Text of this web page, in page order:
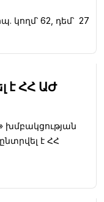
կողմ՝ 62, դեմ՝ 27
է ՀՀ ԱԺ
է ՀՀ